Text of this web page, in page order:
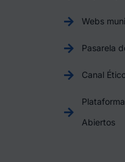
Webs
Pasarela
Canal
Abiertos